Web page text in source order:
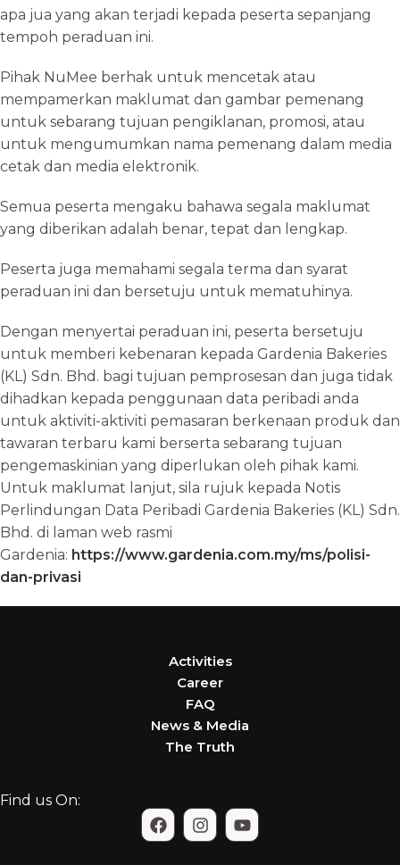
apa jua yang akan terjadi kepada peserta sepanjang
tempoh peraduan ini.
Pihak NuMee berhak untuk mencetak atau
mempamerkan maklumat dan gambar pemenang
untuk sebarang tujuan pengiklanan, promosi, atau
untuk mengumumkan nama pemenang dalam media
cetak dan media elektronik.
Semua peserta mengaku bahawa segala maklumat
yang diberikan adalah benar, tepat dan lengkap.
Peserta juga memahami segala terma dan syarat
peraduan ini dan bersetuju untuk mematuhinya.
Dengan menyertai peraduan ini, peserta bersetuju
untuk memberi kebenaran kepada Gardenia Bakeries
(KL) Sdn. Bhd. bagi tujuan pemprosesan dan juga tidak
dihadkan kepada penggunaan data peribadi anda
untuk aktiviti-aktiviti pemasaran berkenaan produk dan
tawaran terbaru kami berserta sebarang tujuan
pengemaskinian yang diperlukan oleh pihak kami.
Untuk maklumat lanjut, sila rujuk kepada Notis
Perlindungan Data Peribadi Gardenia Bakeries (KL) Sdn.
Bhd. di laman web rasmi
Gardenia: https://www.gardenia.com.my/ms/polisi-
dan-privasi
Activities
Career
FAQ
News & Media
The Truth
Find us On: